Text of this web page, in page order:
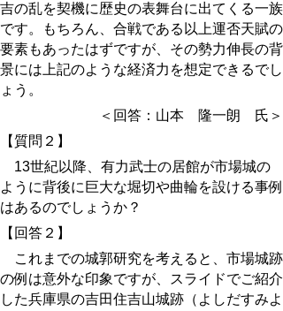
吉の乱を契機に歴史の表舞台に出てくる一族
です。もちろん、合戦である以上運否天賦の
要素もあったはずですが、その勢力伸長の背
景には上記のような経済力を想定できるでし
ょう。
＜回答：山本 隆一朗 氏＞
【質問２】
13世紀以降、有力武士の居館が市場城の
ように背後に巨大な堀切や曲輪を設ける事例
はあるのでしょうか？
【回答２】
これまでの城郭研究を考えると、 市場城跡
の例は意外な印象ですが、スライドでご紹介
した兵庫県の吉田住吉山城跡 （よしだすみよ